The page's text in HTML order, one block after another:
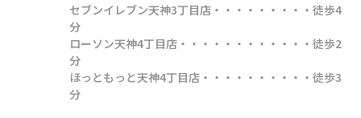
セブンイレブン天神3丁目店・・・・・・・・・徒歩4
分
ローソン天神4丁目店・・・・・・・・・・・・徒歩2
分
ほっともっと天神4丁目店・・・・・・・・・・徒歩3
分